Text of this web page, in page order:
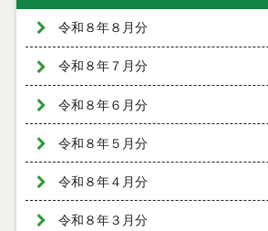
令和８年８月分
令和８年７月分
令和８年６月分
令和８年５月分
令和８年４月分
令和８年３月分